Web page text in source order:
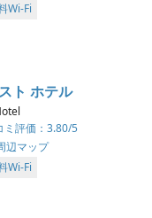
Wi-Fi
ト ホテル
ミ評価： 3.80/5
辺マップ
Wi-Fi